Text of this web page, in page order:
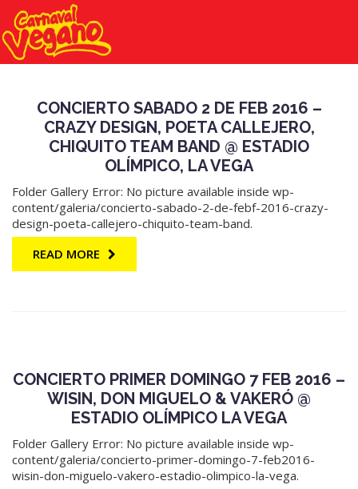
CONCIERTO SABADO 2 DE FEB 2016 –
CRAZY DESIGN, POETA CALLEJERO,
CHIQUITO TEAM BAND @ ESTADIO
OLÍMPICO, LA VEGA
Folder Gallery Error: No picture available inside wp-
content/galeria/concierto-sabado-2-de-febf-2016-crazy-
design-poeta-callejero-chiquito-team-band.
READ MORE
CONCIERTO PRIMER DOMINGO 7 FEB 2016 –
WISIN, DON MIGUELO & VAKERÓ @
ESTADIO OLÍMPICO LA VEGA
Folder Gallery Error: No picture available inside wp-
content/galeria/concierto-primer-domingo-7-feb2016-
wisin-don-miguelo-vakero-estadio-olimpico-la-vega.